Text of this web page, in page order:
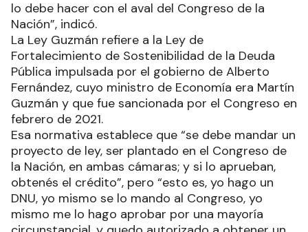
lo debe hacer con el aval del Congreso de la
Nación”, indicó.
La Ley Guzmán refiere a la Ley de
Fortalecimiento de Sostenibilidad de la Deuda
Pública impulsada por el gobierno de Alberto
Fernández, cuyo ministro de Economía era Martín
Guzmán y que fue sancionada por el Congreso en
febrero de 2021.
Esa normativa establece que “se debe mandar un
proyecto de ley, ser plantado en el Congreso de
la Nación, en ambas cámaras; y si lo aprueban,
obtenés el crédito”, pero “esto es, yo hago un
DNU, yo mismo se lo mando al Congreso, yo
mismo me lo hago aprobar por una mayoría